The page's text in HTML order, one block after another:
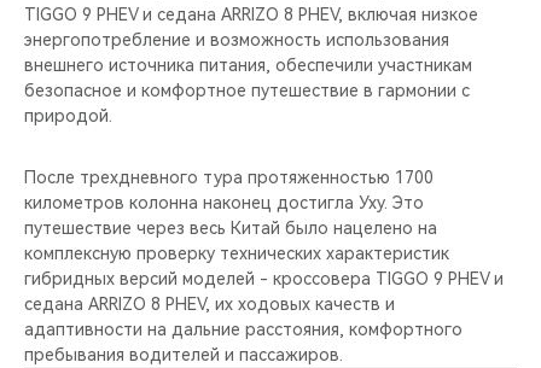
TIGGO 9 PHEV и седана ARRIZO 8 PHEV, включая низкое
энергопотребление и возможность использования
внешнего источника питания, обеспечили участникам
безопасное и комфортное путешествие в гармонии с
природой.
После трехдневного тура протяженностью 1700
километров колонна наконец достигла Уху. Это
путешествие через весь Китай было нацелено на
комплексную проверку технических характеристик
гибридных версий моделей - кроссовера TIGGO 9 PHEV и
седана ARRIZO 8 PHEV, их ходовых качеств и
адаптивности на дальние расстояния, комфортного
пребывания водителей и пассажиров.